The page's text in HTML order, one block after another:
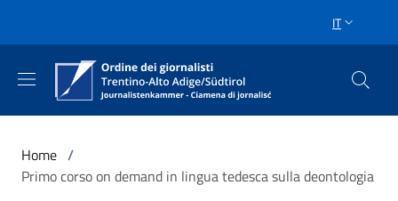
IT
Briciole di pane
Home /
Primo corso on demand in lingua tedesca sulla deontologia